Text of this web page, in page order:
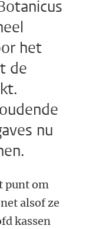
het
de
nu
punt om
alsof ze
kassen